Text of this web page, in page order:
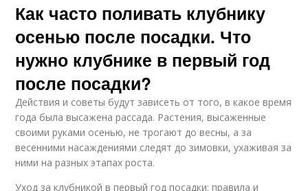
Как часто поливать клубнику
осенью после посадки. Что
нужно клубнике в первый год
после посадки?
Действия и советы будут зависеть от того, в какое время
года была высажена рассада. Растения, высаженные
своими руками осенью, не трогают до весны, а за
весенними насаждениями следят до зимовки, ухаживая за
ними на разных этапах роста.
Уход за клубникой в первый год посадки: правила и